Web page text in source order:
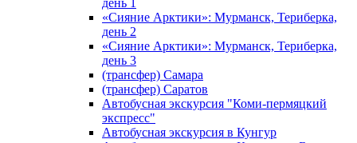
день 1
«Сияние Арктики»: Мурманск, Териберка,
день 2
«Сияние Арктики»: Мурманск, Териберка,
день 3
(трансфер) Самара
(трансфер) Саратов
Автобусная экскурсия "Коми-пермяцкий
экспресс"
Автобусная экскурсия в Кунгур